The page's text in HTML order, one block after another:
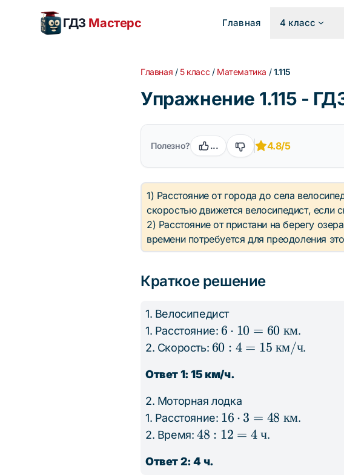
ГДЗ Мастерс Главная 4 класс
Главная / 5 класс / Математика /1.115
Упражнение 1.115 -
Полезно? ... 4.8/5
1) Расстояние от города до села
скоростью движется велосипедист, если
2) Расстояние от пристани на берегу
времени потребуется для преодоления
Краткое решение
1. Велосипедист
1. Расстояние: 6
\cdot
60
км}
6 ⋅ 10 = 60 км.
2. Скорость: 60 : 4
\text{
60 : 4 = 15 км/ч.
Ответ 1: 15 км/ч.
2. Моторная лодка
1. Расстояние: 16
\cdot
16 ⋅ 3 = 48 км.
2. Время: 48 : 12
\text{
48 : 12 = 4 ч.
Ответ 2: 4 ч.